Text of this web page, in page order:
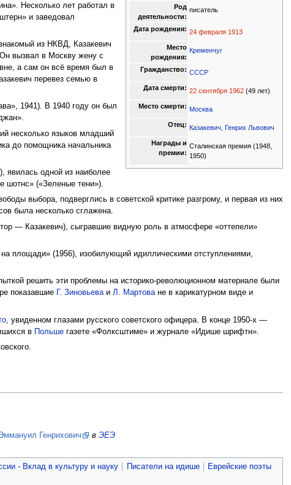
Род
деятельности:
писатель
Дата рождения: 24 февраля 1913
Место
рождения:
Кременчуг
Гражданство: СССР
Дата смерти: 22 сентября 1962 (49 лет)
Место смерти: Москва
Отец: Казакевич, Генрих Львович
Награды и
премии:
Сталинская премия (1948,
1950)
Несколько лет работал в
и заведовал
из НКВД, Казакевич
вызвал в Москву жену с
а сам он всё время был в
перевез семью в
1941). В 1940 году он был
несколько языков младший
до помощника начальника
явилась одной из наиболее
шотнс» («Зеленые тени»).
выбора, подверглись в советской критике разгрому, и первая из них
была несколько сглажена.
— Казакевич), сыгравшие видную роль в атмосфере «оттепели»
площади» (1956), изобилующий идиллическими отступлениями,
решить эти проблемы на историко-революционном материале были
показавшие
Г. ЗиновьеваиЛ. Мартоване в карикатурном виде и
, увиденном глазами русского советского офицера. В конце 1950-х —
в Польше газете «Фолксштиме» и журнале «Идише шрифтн».
Генрихович в ЭЕЭ
- Вклад в культуру и науку Писатели на идише
Еврейские поэты